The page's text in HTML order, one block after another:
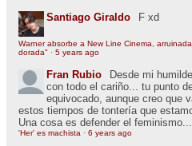
Santiago Giraldo F xd
Warner absorbe a New Line Cinema,
dorada" · 5 years ago
Fran Rubio
Desde mi
con todo el cariño... tu punto
equivocado, aunque creo que
estos tiempos de tontería que
Una cosa es defender el feminismo...
'Her' es machista · 6 years ago